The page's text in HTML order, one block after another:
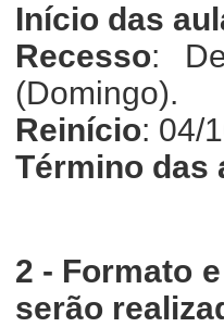
Início das
Recesso:
(Domingo).
Reinício: 04/
Término das
2 - Formato
serão